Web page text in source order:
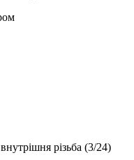
різьба (3/24)